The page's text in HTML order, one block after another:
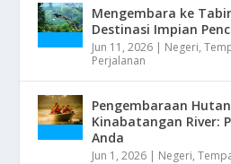
Mengembara ke
Destinasi Impian
Jun 11, 2026 | Negeri,
Perjalanan
Pengembaraan
Kinabatangan River:
Anda
Jun 1, 2026 | Negeri,